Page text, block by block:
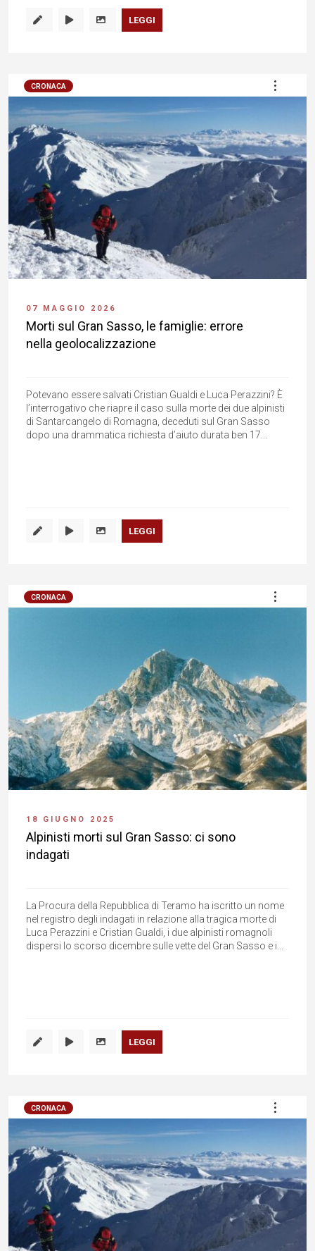
LEGGI
CRONACA
07 MAGGIO 2026
Morti sul Gran Sasso, le famiglie: errore
nella geolocalizzazione
Potevano essere salvati Cristian Gualdi e Luca Perazzini? È
l’interrogativo che riapre il caso sulla morte dei due alpinisti
di Santarcangelo di Romagna, deceduti sul Gran Sasso
dopo una drammatica richiesta d’aiuto durata ben 17...
LEGGI
CRONACA
18 GIUGNO 2025
Alpinisti morti sul Gran Sasso: ci sono
indagati
La Procura della Repubblica di Teramo ha iscritto un nome
nel registro degli indagati in relazione alla tragica morte di
Luca Perazzini e Cristian Gualdi, i due alpinisti romagnoli
dispersi lo scorso dicembre sulle vette del Gran Sasso e i...
LEGGI
CRONACA